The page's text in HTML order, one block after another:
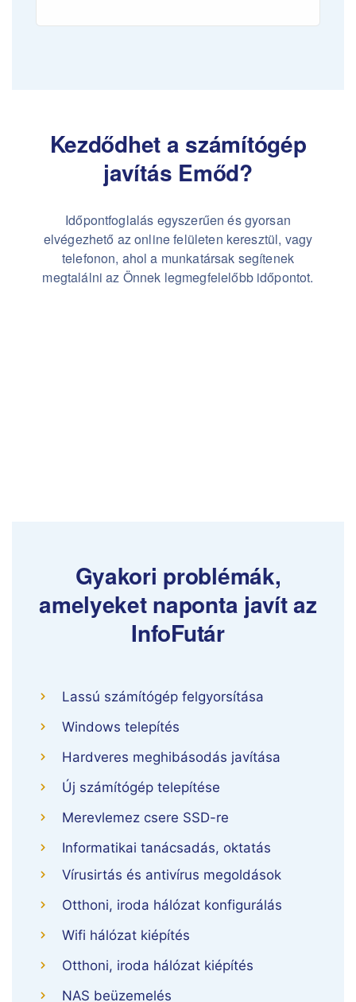
Kezdődhet a számítógép
javítás Emőd?
Időpontfoglalás egyszerűen és gyorsan
elvégezhető az online felületen keresztül, vagy
telefonon, ahol a munkatársak segítenek
megtalálni az Önnek legmegfelelőbb időpontot.
Gyakori problémák,
amelyeket naponta javít az
InfoFutár
Lassú számítógép felgyorsítása
Windows telepítés
Hardveres meghibásodás javítása
Új számítógép telepítése
Merevlemez csere SSD-re
Informatikai tanácsadás, oktatás
Vírusirtás és antivírus megoldások
Otthoni, iroda hálózat konfigurálás
Wifi hálózat kiépítés
Otthoni, iroda hálózat kiépítés
NAS beüzemelés